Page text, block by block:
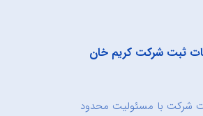
ثبت شرکت کریم خان
شرکت با مسئولیت محدود